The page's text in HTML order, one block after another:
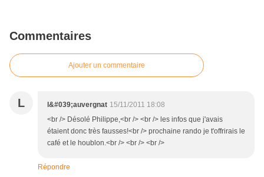
Commentaires
Ajouter un commentaire
L l&#039;auvergnat 15/11/2011 18:08
<br /> Désolé Philippe,<br /> <br /> les infos que j'avais
étaient donc très fausses!<br /> prochaine rando je t'offrirais le
café et le houblon.<br /> <br /> <br />
Répondre